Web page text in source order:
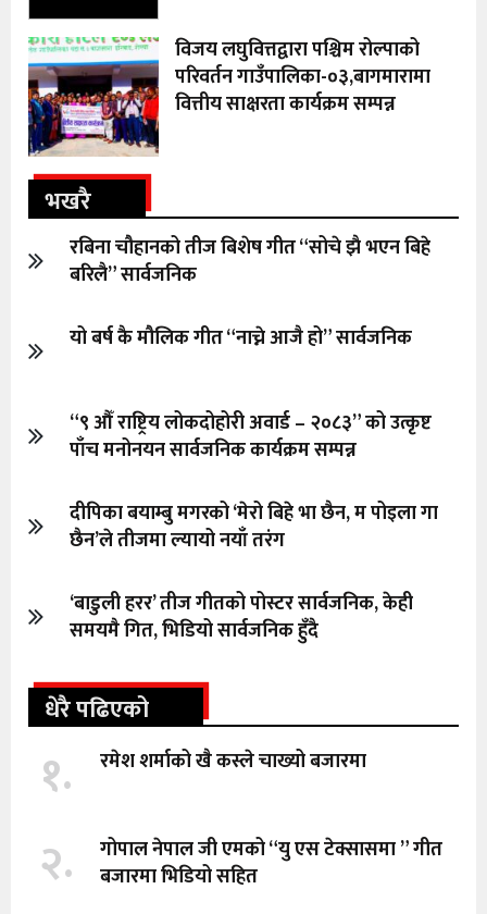
विजय लघुवित्तद्वारा पश्चिम रोल्पाको
परिवर्तन गाउँपालिका-०३,बागमारामा
वित्तीय साक्षरता कार्यक्रम सम्पन्न
भखरै
रबिना चौहानको तीज बिशेष गीत “सोचे झै भएन बिहे
बरिलै” सार्वजनिक
यो बर्ष कै मौलिक गीत “नाच्ने आजै हो” सार्वजनिक
“९ औँ राष्ट्रिय लोकदोहोरी अवार्ड – २०८३” को उत्कृष्ट
पाँच मनोनयन सार्वजनिक कार्यक्रम सम्पन्न
दीपिका बयाम्बु मगरको ‘मेरो बिहे भा छैन, म पोइला गा
छैन’ले तीजमा ल्यायो नयाँ तरंग
‘बाडुली हरर’ तीज गीतको पोस्टर सार्वजनिक, केही
समयमै गित, भिडियो सार्वजनिक हुँदै
धेरै पढिएको
१. रमेश शर्माको खै कस्ले चाख्यो बजारमा
२.
गोपाल नेपाल जी एमको “यु एस टेक्सासमा ” गीत
बजारमा भिडियो सहित